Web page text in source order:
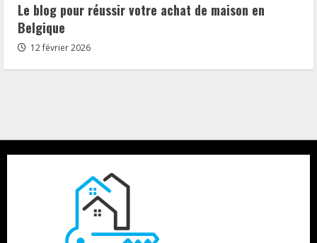
Le blog pour réussir votre achat de maison en
Belgique
12 février 2026